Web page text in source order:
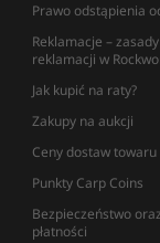
Prawo odstąpienia
Reklamacje –
reklamacji w
Jak kupić na raty?
Zakupy na aukcji
Ceny dostaw towaru
Punkty Carp Coins
Bezpieczeństwo
płatności